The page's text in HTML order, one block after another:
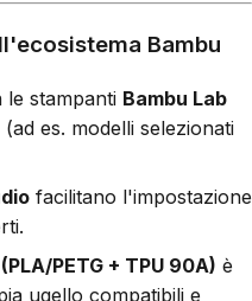
Bambu
le stampanti Bambu Lab
es. modelli selezionati
facilitano l'impostazione
PETG + TPU 90A) è
ugello compatibili e